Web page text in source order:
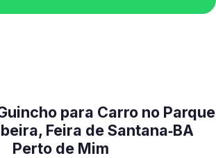
para Carro no Parque
Feira de Santana‑BA
Perto de Mim